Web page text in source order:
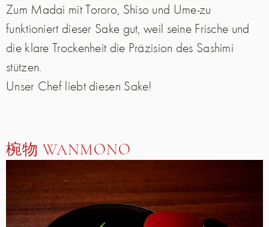
Zum Madai mit Tororo, Shiso und Ume-zu
funktioniert dieser Sake gut, weil seine Frische und
die klare Trockenheit die Präzision des Sashimi
stützen.
Unser Chef liebt diesen Sake!
椀物 WANMONO